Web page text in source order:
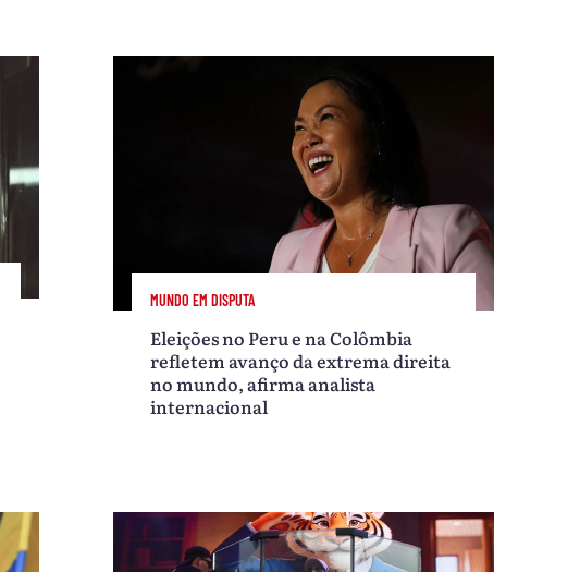
MUNDO EM DISPUTA
Eleições no Peru e na Colômbia
refletem avanço da extrema direita
no mundo, afirma analista
internacional